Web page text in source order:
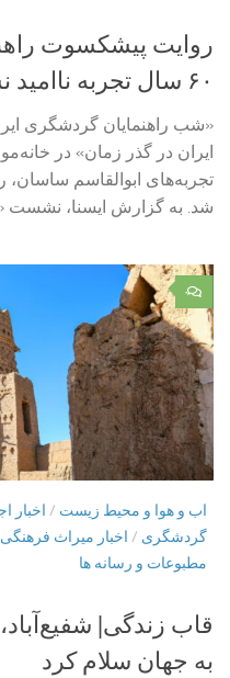
روایت پیشکسوت
۶۰ سال تجربه ناامید نشوید!
«شب راهنمایان گردشگری
ایران در گذر زمان» در
تجربه‌های ابوالقاسم ساسان،
شد. به گزارش ایسنا، نشست
۰
اب و هوا و محیط زیست / اخبار
گردشگری / اخبار میراث
مطبوعات و رسانه ها
قاب زندگی|
به جهان سلام کرد